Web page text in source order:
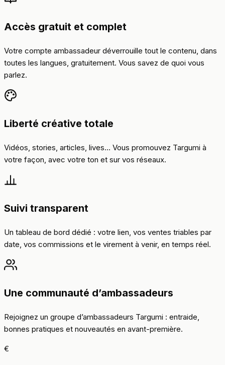
Accès gratuit et complet
Votre compte ambassadeur déverrouille tout le contenu, dans
toutes les langues, gratuitement. Vous savez de quoi vous
parlez.
Liberté créative totale
Vidéos, stories, articles, lives… Vous promouvez Targumi à
votre façon, avec votre ton et sur vos réseaux.
Suivi transparent
Un tableau de bord dédié : votre lien, vos ventes triables par
date, vos commissions et le virement à venir, en temps réel.
Une communauté d’ambassadeurs
Rejoignez un groupe d’ambassadeurs Targumi : entraide,
bonnes pratiques et nouveautés en avant-première.
€